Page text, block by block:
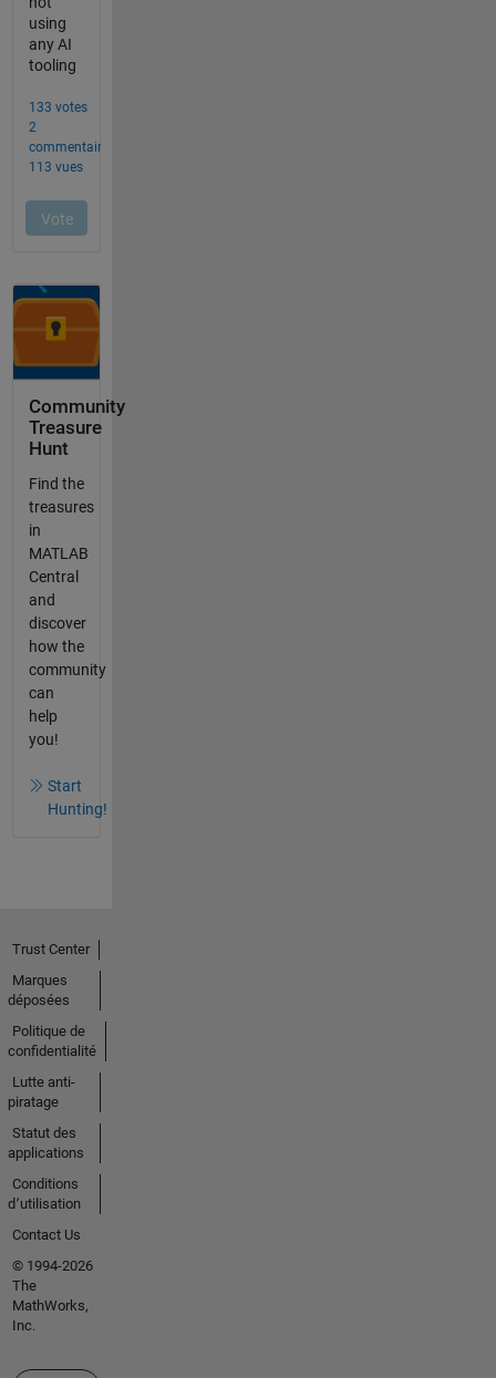
Community
Treasure
Hunt
Find the
treasures
in
MATLAB
Central
and
discover
how the
community
can
help
you!
Start
Hunting!
Trust Center
Marques
déposées
Politique de
confidentialité
Lutte anti-
piratage
Statut des
applications
Conditions
d՚utilisation
Contact Us
© 1994-2026
The
MathWorks,
Inc.